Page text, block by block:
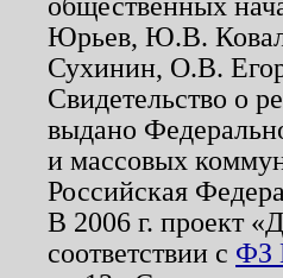
Юрьев, Ю.В.
Сухинин, О.В.
Свидетельство о
выдано
и массовых
Российская
В 2006 г. проект
соответствии с ФЗ